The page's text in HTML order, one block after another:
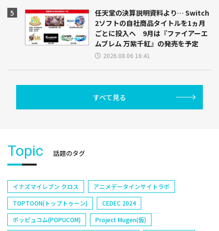
任天堂の決算説明資料より… Switch
2ソフトの自社商品タイトルを1ヵ月
ごとに投入へ 9月は『ファイアーエ
ムブレム 万紫千紅』の発売を予定
2026.08.06 16:41
すべて見る
Topic 話題のタグ
イナズマイレブン クロス
アニメデータインサイトラボ
TOPTOON(トップトゥーン)
CEDEC 2024
ポッピュコム(POPUCOM)
Project Mugen(仮)